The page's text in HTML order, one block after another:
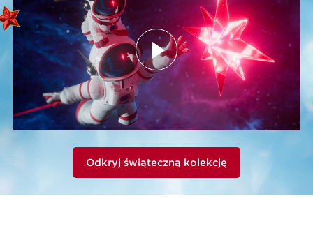
Odkryj świąteczną kolekcję